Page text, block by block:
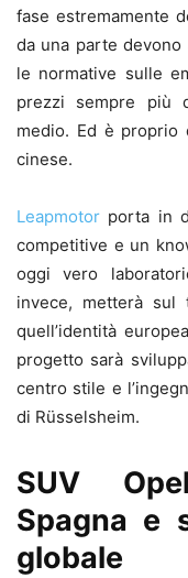
fase estremamente
da una parte devono
le normative sulle
prezzi sempre più
medio. Ed è
cinese.
Leapmotor porta in
competitive e un
oggi vero
invece, metterà sul
quell’identità
progetto sarà
centro stile e
di Rüsselsheim.
SUV
Spagna e
globale